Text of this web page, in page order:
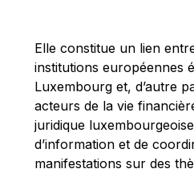
Michael Sohlman
Michel Goedert
Mireille Delmas-
Nobuo Tanaka
Otmar Issing
Elle constitue un lien
institutions européennes
Luxembourg et, d’autre
acteurs de la vie
juridique
d’information et de
manifestations sur des